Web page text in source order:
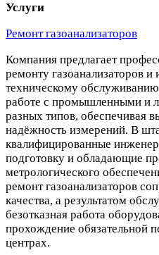
Услуги
Ремонт газоанализаторов
Компания предлагает
ремонту газоанализаторов
техническому
работе с промышленными и
разных типов, обеспечивая
надёжность измерений. В
квалифицированные
подготовку и обладающие
метрологического
ремонт газоанализаторов
качества, а результатом
безотказная работа
прохождение обязательной
центрах.